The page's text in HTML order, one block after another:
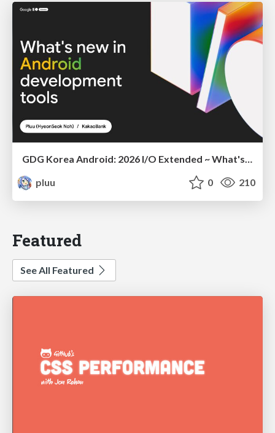
GDG Korea Android: 2026 I/O Extended ~ What's new in Android development tools
pluu
0 210
Featured
See All Featured